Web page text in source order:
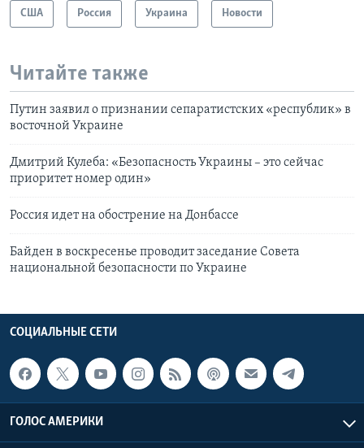
США Россия Украина Новости
Читайте также
Путин заявил о признании сепаратистских «республик» в
восточной Украине
Дмитрий Кулеба: «Безопасность Украины – это сейчас
приоритет номер один»
Россия идет на обострение на Донбассе
Байден в воскресенье проводит заседание Совета
национальной безопасности по Украине
СОЦИАЛЬНЫЕ СЕТИ
ГОЛОС АМЕРИКИ